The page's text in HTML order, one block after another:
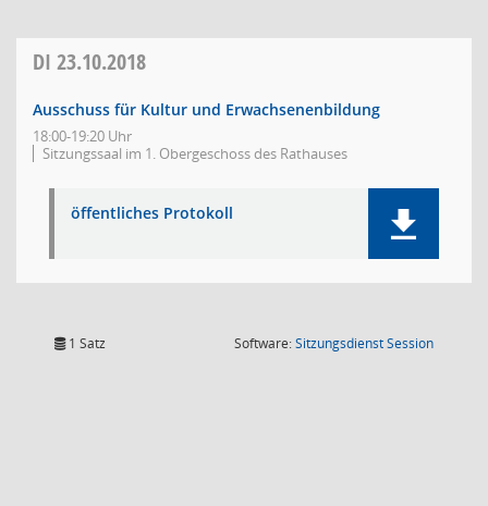
DI 23.10.2018
Ausschuss für Kultur und Erwachsenenbildung
18:00-19:20 Uhr
Sitzungssaal im 1. Obergeschoss des Rathauses
öffentliches Protokoll
1 Satz Software:SitzungsdienstSession(Wird in